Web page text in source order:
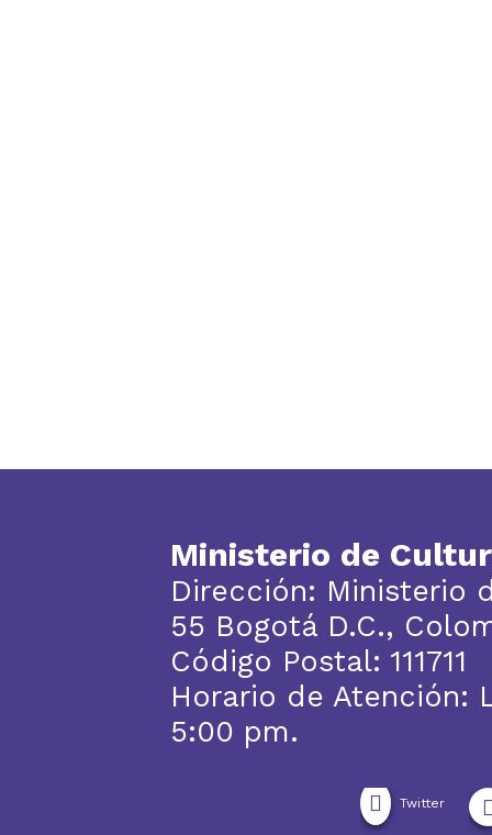
Ministerio de
Dirección: Ministerio
55 Bogotá D.C.,
Código Postal: 111711
Horario de Atención:
5:00 pm.
Twitter